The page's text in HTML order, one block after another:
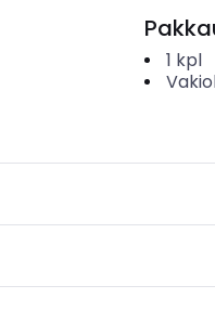
1 kpl